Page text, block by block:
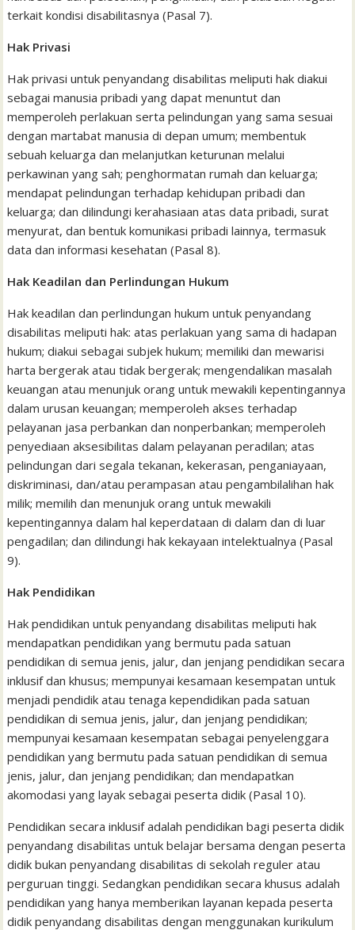
terkait kondisi disabilitasnya (Pasal 7).
Hak Privasi
Hak privasi untuk penyandang disabilitas meliputi hak diakui
sebagai manusia pribadi yang dapat menuntut dan
memperoleh perlakuan serta pelindungan yang sama sesuai
dengan martabat manusia di depan umum; membentuk
sebuah keluarga dan melanjutkan keturunan melalui
perkawinan yang sah; penghormatan rumah dan keluarga;
mendapat pelindungan terhadap kehidupan pribadi dan
keluarga; dan dilindungi kerahasiaan atas data pribadi, surat
menyurat, dan bentuk komunikasi pribadi lainnya, termasuk
data dan informasi kesehatan (Pasal 8).
Hak Keadilan dan Perlindungan Hukum
Hak keadilan dan perlindungan hukum untuk penyandang
disabilitas meliputi hak: atas perlakuan yang sama di hadapan
hukum; diakui sebagai subjek hukum; memiliki dan mewarisi
harta bergerak atau tidak bergerak; mengendalikan masalah
keuangan atau menunjuk orang untuk mewakili kepentingannya
dalam urusan keuangan; memperoleh akses terhadap
pelayanan jasa perbankan dan nonperbankan; memperoleh
penyediaan aksesibilitas dalam pelayanan peradilan; atas
pelindungan dari segala tekanan, kekerasan, penganiayaan,
diskriminasi, dan/atau perampasan atau pengambilalihan hak
milik; memilih dan menunjuk orang untuk mewakili
kepentingannya dalam hal keperdataan di dalam dan di luar
pengadilan; dan dilindungi hak kekayaan intelektualnya (Pasal
9).
Hak Pendidikan
Hak pendidikan untuk penyandang disabilitas meliputi hak
mendapatkan pendidikan yang bermutu pada satuan
pendidikan di semua jenis, jalur, dan jenjang pendidikan secara
inklusif dan khusus; mempunyai kesamaan kesempatan untuk
menjadi pendidik atau tenaga kependidikan pada satuan
pendidikan di semua jenis, jalur, dan jenjang pendidikan;
mempunyai kesamaan kesempatan sebagai penyelenggara
pendidikan yang bermutu pada satuan pendidikan di semua
jenis, jalur, dan jenjang pendidikan; dan mendapatkan
akomodasi yang layak sebagai peserta didik (Pasal 10).
Pendidikan secara inklusif adalah pendidikan bagi peserta didik
penyandang disabilitas untuk belajar bersama dengan peserta
didik bukan penyandang disabilitas di sekolah reguler atau
perguruan tinggi. Sedangkan pendidikan secara khusus adalah
pendidikan yang hanya memberikan layanan kepada peserta
didik penyandang disabilitas dengan menggunakan kurikulum